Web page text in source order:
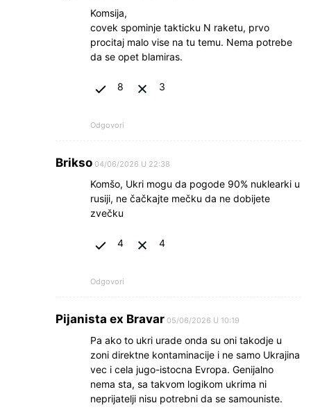
Komsija,
covek spominje takticku N raketu, prvo
procitaj malo vise na tu temu. Nema potrebe
da se opet blamiras.
8 3
Odgovori
Brikso 04/06/2026 U 22:38
Komšo, Ukri mogu da pogode 90% nuklearki u
rusiji, ne čačkajte mečku da ne dobijete
zvečku
4 4
Odgovori
Pijanista ex Bravar 05/06/2026 U 10:19
Pa ako to ukri urade onda su oni takodje u
zoni direktne kontaminacije i ne samo Ukrajina
vec i cela jugo-istocna Evropa. Genijalno
nema sta, sa takvom logikom ukrima ni
neprijatelji nisu potrebni da se samouniste.